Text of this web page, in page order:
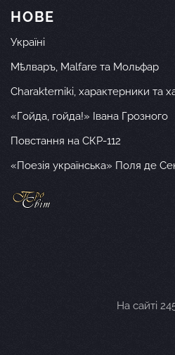
НОВЕ
Україні
Мѣлваръ, Malfare та Мольфар
Charakterniki, характерники та
«Гойда, гойда!» Івана Грозного
Повстання на СКР-112
«Поезія українська» Поля де
На сайті